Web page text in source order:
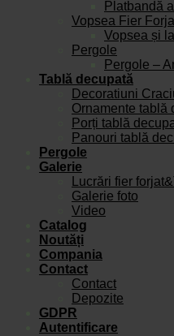
Platbandă
Vopsea Fier
Vopsea și
Pergole
Pergole –
Tablă decupată
Decoratiuni
Ornamente tablă
Porți tablă
Panouri tablă
Pergole
Galerie
Lucrări fier
Galerie foto
Video
Catalog
Noutăți
Compania
Contact
Contact
Depozite
GDPR
Autentificare